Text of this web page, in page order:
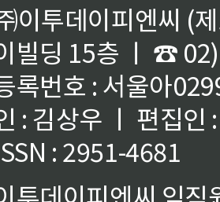
이투데이피엔씨 (
빌딩 15층 ㅣ ☎
록번호 : 서울아
: 김상우 ㅣ 편집인
: 2951-4681